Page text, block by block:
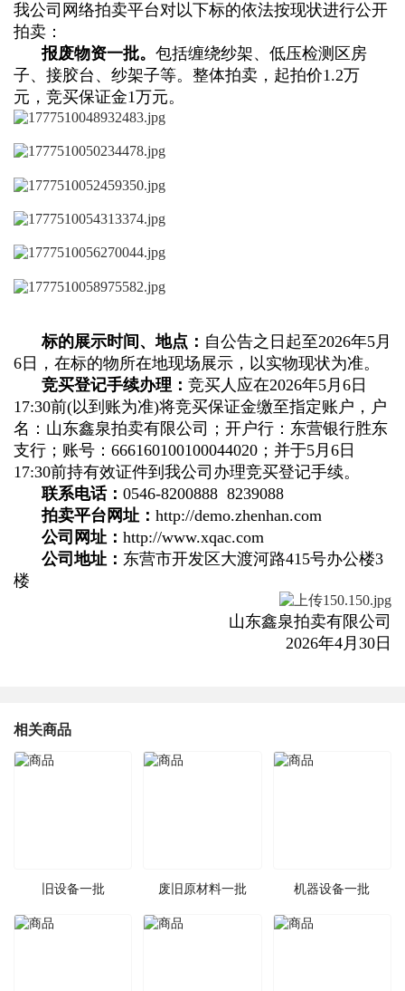
我公司网络拍卖平台对以下标的依法按现状进行公开
拍卖：
报废物资一批。 包括缠绕纱架、低压检测区房
子、接胶台、纱架子等。整体拍卖，起拍价1.2万
元，竞买保证金1万元。
标的展示时间、地点： 自公告之日起至2026年5月
6日，在标的物所在地现场展示，以实物现状为准。
竞买登记手续办理： 竞买人应在2026年5月6日
17:30前(以到账为准)将竞买保证金缴至指定账户，户
名：山东鑫泉拍卖有限公司；开户行：东营银行胜东
支行；账号：666160100100044020；并于5月6日
17:30前持有效证件到我公司办理竞买登记手续。
联系电话： 0546-8200888 8239088
拍卖平台网址： http://demo.zhenhan.com
公司网址： http://www.xqac.com
公司地址： 东营市开发区大渡河路415号办公楼3
楼
山东鑫泉拍卖有限公司
2026年4月30日
相关商品
旧设备一批 废旧原材料一批 机器设备一批